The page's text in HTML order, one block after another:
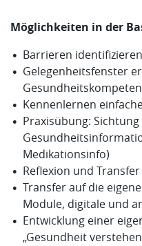
Möglichkeiten in der
Barrieren
Gelegenheitsfenster
Kennenlernen
Praxisübung:
Medikationsinfo)
Reflexion und
Transfer auf die
Module, digitale und
Entwicklung einer
„Gesundheit